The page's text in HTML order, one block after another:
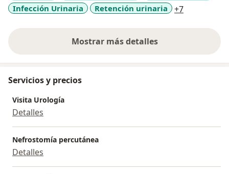
Infección Urinaria
Retención urinaria +7
Mostrar más detalles
sobre la experiencia
Servicios y precios
Visita Urología
Detalles
Nefrostomía percutánea
Detalles